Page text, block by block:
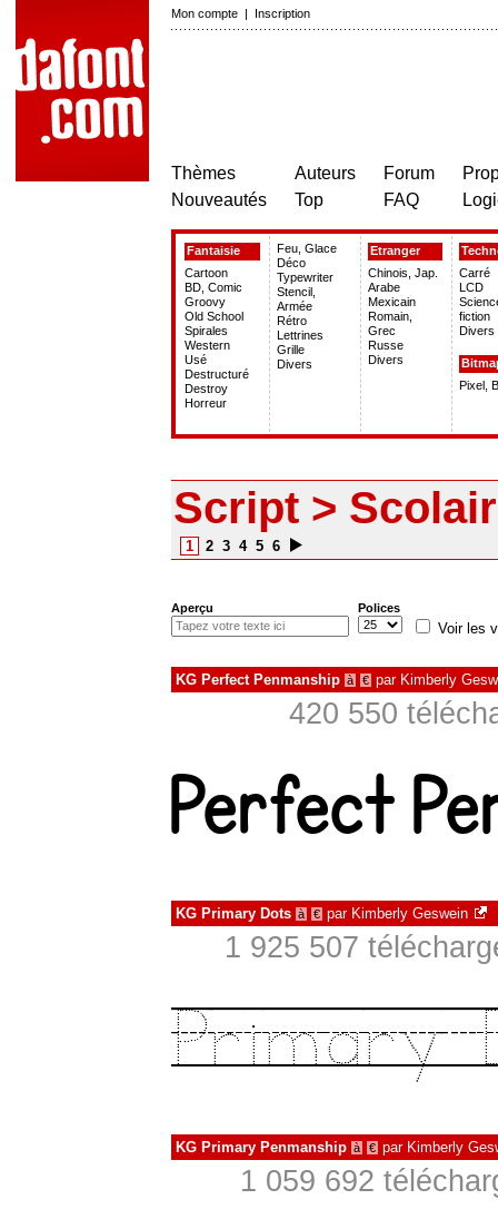
Mon compte | Inscription
Thèmes
Nouveautés
Auteurs
Top
Forum
FAQ
Fantaisie
Cartoon
BD, Comic
Groovy
Old School
Spirales
Western
Usé
Destructuré
Destroy
Horreur
Feu, Glace
Déco
Typewriter
Stencil,
Armée
Rétro
Lettrines
Grille
Divers
Etranger
Chinois, Jap.
Arabe
Mexicain
Romain,
Grec
Russe
Divers
Carré
LCD
fiction
Divers
Pixel,
Script >
1 2 3 4 5 6
Aperçu Polices
Voir les
KG Perfect Penmanship à € par Kimberly
420 550
KG Primary Dots à € par Kimberly Geswein
1 925 507
KG Primary Penmanship à € par Kimberly
1 059 692